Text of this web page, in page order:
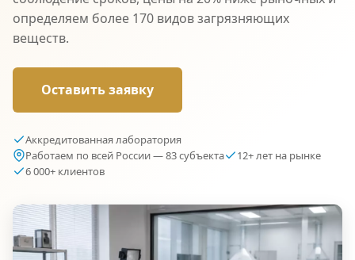
определяем более 170 видов загрязняющих
веществ.
Оставить заявку
Аккредитованная лаборатория
Работаем по всей России — 83 субъекта
12+ лет на рынке
6 000+ клиентов